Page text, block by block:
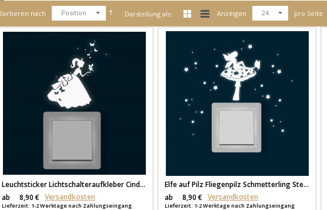
Sortieren nach Position Darstellung als: Anzeigen 24 pro Seite
Leuchtsticker Lichtschalteraufkleber Cinderella Prinzessin Schmetterlinge fluoreszierendes Wandtattoo M1401
ab
8,90 € Versandkosten
Lieferzeit: 1-2 Werktage nach Zahlungseingang
Elfe auf Pilz Fliegenpilz Schmetterling Sterne fluoreszierend M1619
ab
8,90 € Versandkosten
Lieferzeit: 1-2 Werktage nach Zahlungseingang